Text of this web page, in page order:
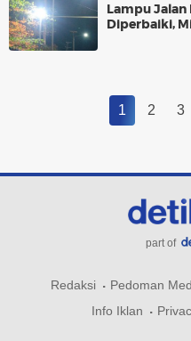
Lampu Jalan
Diperbaiki,
1 2 3
part of
Redaksi Pedoman
Info Iklan